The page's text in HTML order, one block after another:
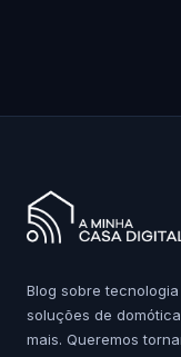
Blog sobre
soluções de
mais. Queremos